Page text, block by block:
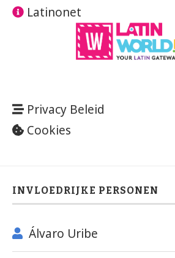
Latinonet
Privacy Beleid
Cookies
INVLOEDRIJKE PERSONEN
Álvaro Uribe